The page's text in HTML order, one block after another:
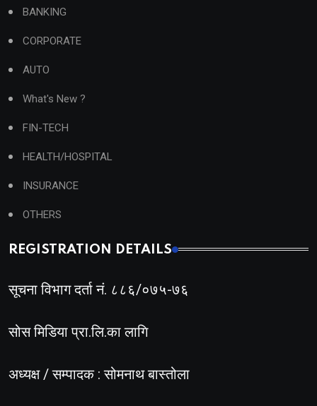
BANKING
CORPORATE
AUTO
What's New ?
FIN-TECH
HEALTH/HOSPITAL
INSURANCE
OTHERS
REGISTRATION DETAILS
सूचना विभाग दर्ता नं. ८८६/०७५-७६
सोस मिडिया प्रा.लि.का लागि
अध्यक्ष / सम्पादक : सोमनाथ बास्तोला